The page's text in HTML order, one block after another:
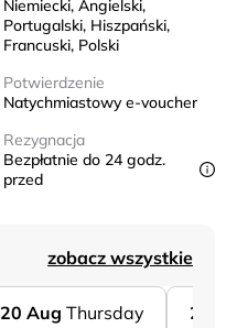
Niemiecki, Angielski,
Portugalski, Hiszpański,
Francuski, Polski
Potwierdzenie
Natychmiastowy e-voucher
Rezygnacja
Bezpłatnie do 24 godz.
przed
zobacz wszystkie
20 Aug Thursday 27